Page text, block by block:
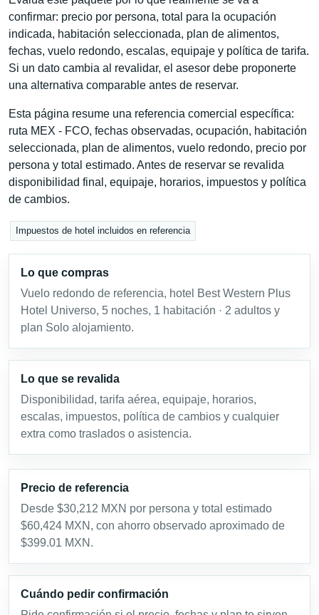
confirmar: precio por persona, total para la ocupación
indicada, habitación seleccionada, plan de alimentos,
fechas, vuelo redondo, escalas, equipaje y política de tarifa.
Si un dato cambia al revalidar, el asesor debe proponerte
una alternativa comparable antes de reservar.
Esta página resume una referencia comercial específica:
ruta MEX - FCO, fechas observadas, ocupación, habitación
seleccionada, plan de alimentos, vuelo redondo, precio por
persona y total estimado. Antes de reservar se revalida
disponibilidad final, equipaje, horarios, impuestos y política
de cambios.
Impuestos de hotel incluidos en referencia
Lo que compras
Vuelo redondo de referencia, hotel Best Western Plus
Hotel Universo, 5 noches, 1 habitación · 2 adultos y
plan Solo alojamiento.
Lo que se revalida
Disponibilidad, tarifa aérea, equipaje, horarios,
escalas, impuestos, política de cambios y cualquier
extra como traslados o asistencia.
Precio de referencia
Desde $30,212 MXN por persona y total estimado
$60,424 MXN, con ahorro observado aproximado de
$399.01 MXN.
Cuándo pedir confirmación